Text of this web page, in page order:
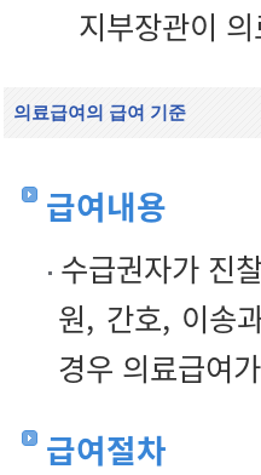
지부장관이
의료급여의 급여 기준
급여내용
수급권자가 진
원, 간호, 이송
경우 의료급여
급여절차